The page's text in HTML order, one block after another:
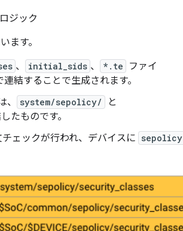
ジック
ます。
、 initial_sids 、 *.te
ファイ
結することで生成されます。
system/sepolicy/ と
たものです。
ェックが行われ、デバイスに sepolicy